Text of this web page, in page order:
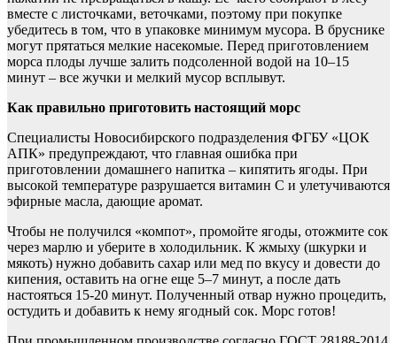
вместе с листочками, веточками, поэтому при покупке
убедитесь в том, что в упаковке минимум мусора. В бруснике
могут прятаться мелкие насекомые. Перед приготовлением
морса плоды лучше залить подсоленной водой на 10–15
минут – все жучки и мелкий мусор всплывут.
Как правильно приготовить настоящий морс
Специалисты Новосибирского подразделения ФГБУ «ЦОК
АПК» предупреждают, что главная ошибка при
приготовлении домашнего напитка – кипятить ягоды. При
высокой температуре разрушается витамин С и улетучиваются
эфирные масла, дающие аромат.
Чтобы не получился «компот», промойте ягоды, отожмите сок
через марлю и уберите в холодильник. К жмыху (шкурки и
мякоть) нужно добавить сахар или мед по вкусу и довести до
кипения, оставить на огне еще 5–7 минут, а после дать
настояться 15-20 минут. Полученный отвар нужно процедить,
остудить и добавить к нему ягодный сок. Морс готов!